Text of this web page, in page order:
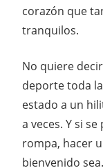
corazón que
tranquilos.
No quiere
deporte toda
estado a un
a veces. Y si
rompa, hacer
bienvenido sea.